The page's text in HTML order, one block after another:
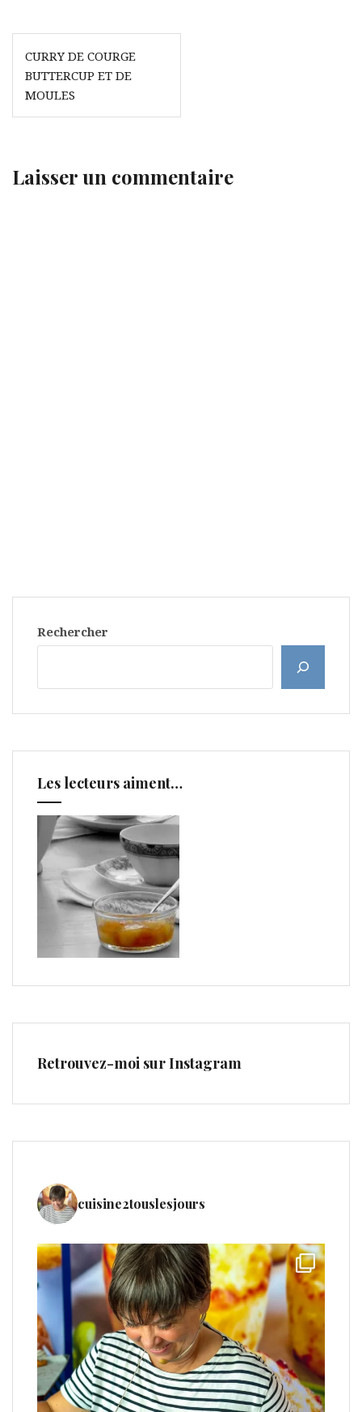
Navigation
de
l’article
CURRY DE COURGE
BUTTERCUP ET DE
MOULES
Laisser un commentaire
Rechercher
Les lecteurs aiment…
Retrouvez-moi sur Instagram
cuisine2touslesjours